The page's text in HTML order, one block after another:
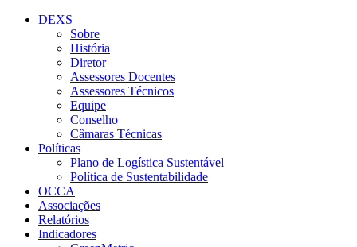
Conteúdo principal
DEXS
Sobre
História
Diretor
Assessores Docentes
Assessores Técnicos
Equipe
Conselho
Câmaras Técnicas
Políticas
Plano de Logística Sustentável
Política de Sustentabilidade
OCCA
Associações
Relatórios
Indicadores